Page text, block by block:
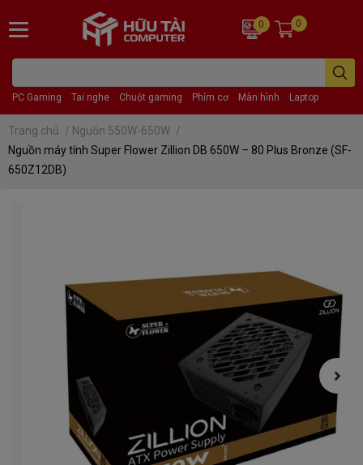
PC Gaming Tai nghe Chuột gaming Phím cơ Màn hình Laptop
0 0
Trang chủ / Nguồn 550W-650W /
Nguồn máy tính Super Flower Zillion DB 650W – 80 Plus Bronze (SF-
650Z12DB)